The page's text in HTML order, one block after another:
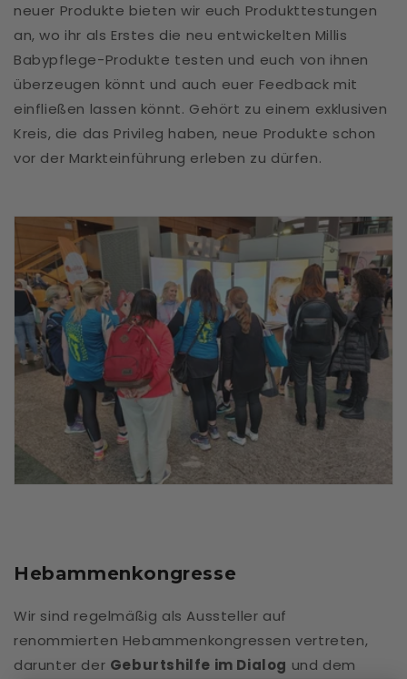
neuer Produkte bieten wir euch Produkttestungen
an, wo ihr als Erstes die neu entwickelten Millis
Babypflege-Produkte testen und euch von ihnen
überzeugen könnt und auch euer Feedback mit
einfließen lassen könnt. Gehört zu einem exklusiven
Kreis, die das Privileg haben, neue Produkte schon
vor der Markteinführung erleben zu dürfen.
Hebammenkongresse
Wir sind regelmäßig als Aussteller auf
renommierten Hebammenkongressen vertreten,
darunter der Geburtshilfe im Dialog und dem